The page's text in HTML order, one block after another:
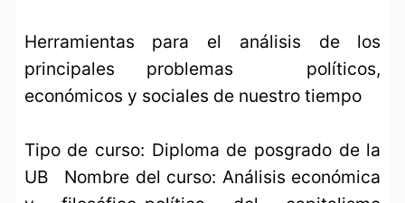
Herramientas para el análisis de los
principales problemas políticos,
económicos y sociales de nuestro tiempo
Tipo de curso: Diploma de posgrado de la
UB Nombre del curso: Análisis económica